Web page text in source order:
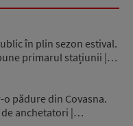
în plin sezon estival.
primarul stațiunii |…
pădure din Covasna.
de anchetatori |…